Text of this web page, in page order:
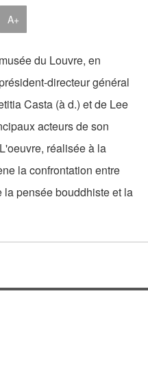
A+
du Louvre, en
directeur général
Casta (à d.) et de Lee
acteurs de son
réalisée à la
la confrontation entre
pensée bouddhiste et la